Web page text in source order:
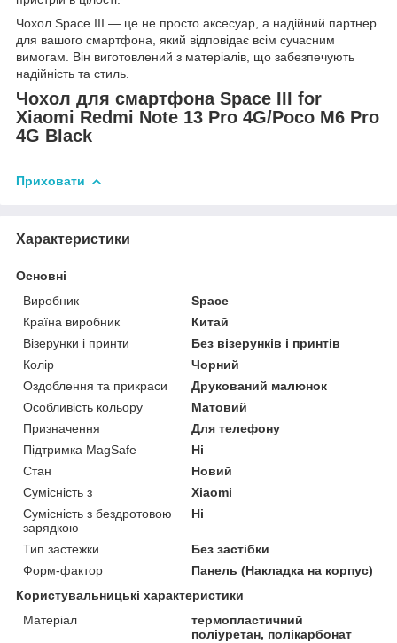
Чохол Space III — це не просто аксесуар, а надійний партнер
для вашого смартфона, який відповідає всім сучасним
вимогам. Він виготовлений з матеріалів, що забезпечують
надійність та стиль.
Чохол для смартфона Space III for
Xiaomi Redmi Note 13 Pro 4G/Poco M6 Pro
4G Black
Приховати
Характеристики
Основні
Виробник
Space
Країна виробник
Китай
Візерунки і принти
Без візерунків і принтів
Колір
Чорний
Оздоблення та прикраси
Друкований малюнок
Особливість кольору
Матовий
Призначення
Для телефону
Підтримка MagSafe
Ні
Стан
Новий
Сумісність з
Xiaomi
Сумісність з бездротовою
зарядкою
Ні
Тип застежки
Без застібки
Форм-фактор
Панель (Накладка на корпус)
Користувальницькі характеристики
Матеріал
термопластичний
поліуретан, полікарбонат